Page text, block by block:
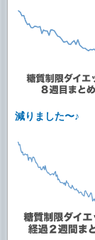
減りました〜♪